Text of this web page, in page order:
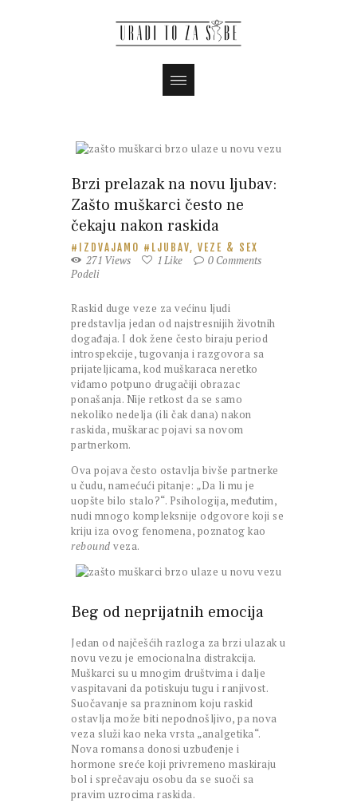
Brzi prelazak na novu ljubav:
Zašto muškarci često ne
čekaju nakon raskida
IZDVAJAMO LJUBAV, VEZE & SEX
271 Views 1 Like 0 Comments
Podeli
Raskid duge veze za većinu ljudi
predstavlja jedan od najstresnijih životnih
događaja. I dok žene često biraju period
introspekcije, tugovanja i razgovora sa
prijateljicama, kod muškaraca neretko
viđamo potpuno drugačiji obrazac
ponašanja. Nije retkost da se samo
nekoliko nedelja (ili čak dana) nakon
raskida, muškarac pojavi sa novom
partnerkom.
Ova pojava često ostavlja bivše partnerke
u čudu, namećući pitanje: „Da li mu je
uopšte bilo stalo?“. Psihologija, međutim,
nudi mnogo kompleksnije odgovore koji se
kriju iza ovog fenomena, poznatog kao
rebound veza.
Beg od neprijatnih emocija
Jedan od najčešćih razloga za brzi ulazak u
novu vezu je emocionalna distrakcija.
Muškarci su u mnogim društvima i dalje
vaspitavani da potiskuju tugu i ranjivost.
Suočavanje sa prazninom koju raskid
ostavlja može biti nepodnošljivo, pa nova
veza služi kao neka vrsta „analgetika“.
Nova romansa donosi uzbuđenje i
hormone sreće koji privremeno maskiraju
bol i sprečavaju osobu da se suoči sa
pravim uzrocima raskida.